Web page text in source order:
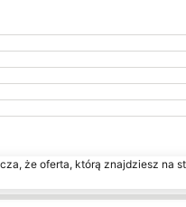
że oferta, którą znajdziesz na